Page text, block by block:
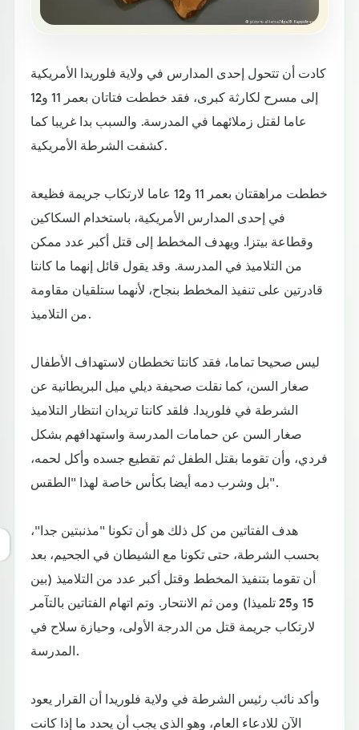
كادت أن تتحول إحدى المدارس في ولاية فلوريدا الأمريكية
إلى مسرح لكارثة كبرى، فقد خططت فتاتان بعمر 11 و12
عاما لقتل زملائهما في المدرسة. والسبب بدا غريبا كما
كشفت الشرطة الأمريكية.
خططت مراهقتان بعمر 11 و12 عاما لارتكاب جريمة فظيعة
في إحدى المدارس الأمريكية، باستخدام السكاكين
وقطاعة بيتزا. ويهدف المخطط إلى قتل أكبر عدد ممكن
من التلاميذ في المدرسة. وقد يقول قائل إنهما ما كانتا
قادرتين على تنفيذ المخطط بنجاح، لأنهما ستلقيان مقاومة
من التلاميذ.
ليس صحيحا تماما، فقد كانتا تخططان لاستهداف الأطفال
صغار السن، كما نقلت صحيفة ديلي ميل البريطانية عن
الشرطة في فلوريدا. فلقد كانتا تريدان انتظار التلاميذ
صغار السن عن حمامات المدرسة واستهدافهم بشكل
فردي، وأن تقوما بقتل الطفل ثم تقطيع جسده وأكل لحمه،
بل وشرب دمه أيضا بكأس خاصة لهذا "الطقس".
هدف الفتاتين من كل ذلك هو أن تكونا "مذنبتين جدا"،
بحسب الشرطة، حتى تكونا مع الشيطان في الجحيم، بعد
أن تقوما بتنفيذ المخطط وقتل أكبر عدد من التلاميذ (بين
15 و25 تلميذا) ومن ثم الانتحار. وتم اتهام الفتاتين بالتآمر
لارتكاب جريمة قتل من الدرجة الأولى، وحيازة سلاح في
المدرسة.
وأكد نائب رئيس الشرطة في ولاية فلوريدا أن القرار يعود
الآن للادعاء العام، وهو الذي يجب أن يحدد ما إذا كانت